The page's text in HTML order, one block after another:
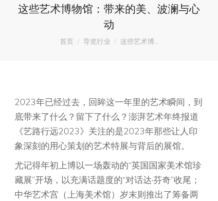
这些艺术博物馆：带来的美、波澜与心
动
您在这里：
首页 导览行业 这些艺术博…
2023年已经过去，回眸这一年里的艺术瞬间，到
底带来了什么？留下了什么？澎湃艺术年终报道
《艺路行远2023》关注的是2023年那些让人印
象深刻的用心策划的艺术特展与背后的展馆。
尤记得年初上博以一场轰动的“英国国家美术馆珍
藏展”开场，以充满话题度的“对话达·芬奇”收尾；
中华艺术宫（上海美术馆）岁末则推出了筹备两